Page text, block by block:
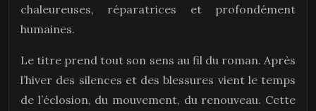
chaleureuses, réparatrices et profondément
humaines.
Le titre prend tout son sens au fil du roman. Après
l’hiver des silences et des blessures vient le temps
de l’éclosion, du mouvement, du renouveau. Cette